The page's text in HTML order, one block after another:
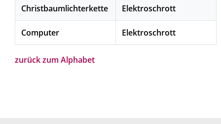
Christbaumlichterkette Elektroschrott
Computer Elektroschrott
zurück zum Alphabet